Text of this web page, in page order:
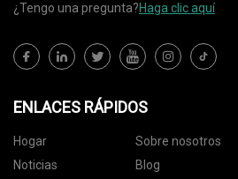
¿Tengo una pregunta?Haga clic aquí
ENLACES RÁPIDOS
Hogar Sobre nosotros
Noticias
Blog